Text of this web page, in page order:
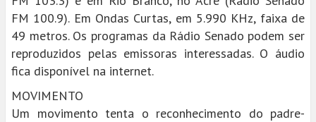
FM 100.9). Em Ondas Curtas, em 5.990 KHz, faixa de
49 metros. Os programas da Rádio Senado podem ser
reproduzidos pelas emissoras interessadas. O áudio
fica disponível na internet.
MOVIMENTO
Um movimento tenta o reconhecimento do padre-